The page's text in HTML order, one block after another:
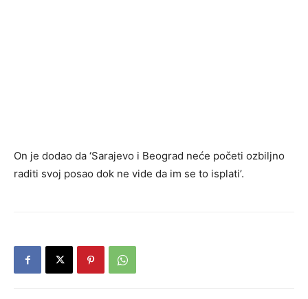
On je dodao da ‘Sarajevo i Beograd neće početi ozbiljno
raditi svoj posao dok ne vide da im se to isplati’.